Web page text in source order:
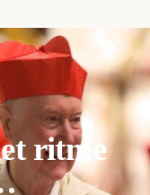
ritme